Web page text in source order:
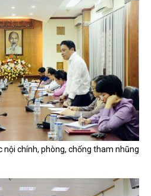
nội chính, phòng, chống tham nhũng